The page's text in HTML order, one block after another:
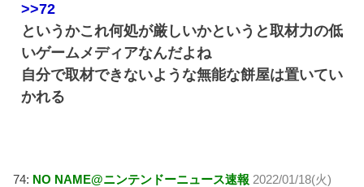
>>72
というかこれ何処が厳しいかというと取材力の低
いゲームメディアなんだよね
自分で取材できないような無能な餅屋は置いてい
かれる
74: NO NAME@ニンテンドーニュース速報 2022/01/18(火)